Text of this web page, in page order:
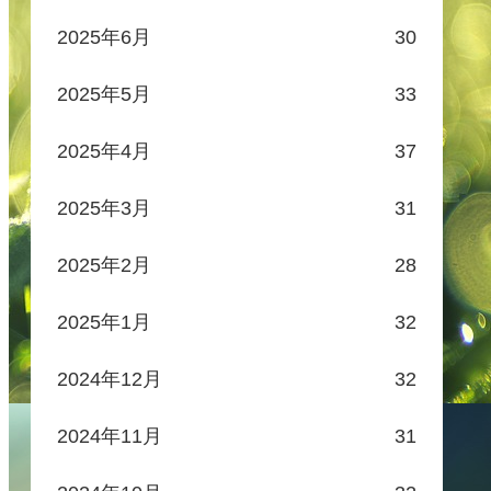
2025年6月 30
2025年5月 33
2025年4月 37
2025年3月 31
2025年2月 28
2025年1月 32
2024年12月 32
2024年11月 31